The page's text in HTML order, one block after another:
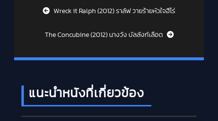
Post navigationWreck it Ralph (2012) ราล์ฟ วายร้ายหัวใจฮีโร่
The Concubine (2012) นางวัง บัลลังก์เลือด
แนะนำหนังที่เกี่ยวข้อง